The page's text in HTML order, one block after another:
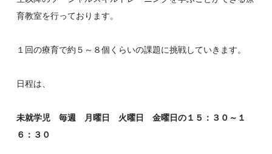
育教室を行っております。
１回の療育で約５～８個くらいの課題に挑戦していきます。
日程は、
未就学児 毎週 月曜日 火曜日 金曜日の１５：３０～１
６：３０